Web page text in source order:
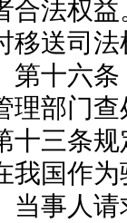
合法权
移送司
六条
理部门
十三条
我国作
人请求